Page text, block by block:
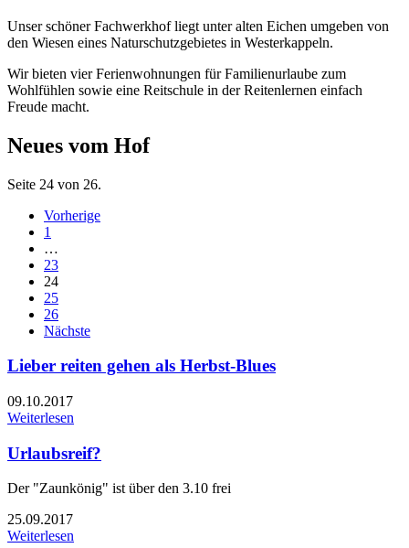
Unser schöner Fachwerkhof liegt unter alten Eichen umgeben von
den Wiesen eines Naturschutzgebietes in Westerkappeln.
Wir bieten vier Ferienwohnungen für Familienurlaube zum
Wohlfühlen sowie eine Reitschule in der Reitenlernen einfach
Freude macht.
Neues vom Hof
Seite 24 von 26.
Vorherige
1
…
23
24
25
26
Nächste
Lieber reiten gehen als Herbst-Blues
09.10.2017
Weiterlesen
Urlaubsreif?
Der "Zaunkönig" ist über den 3.10 frei
25.09.2017
Weiterlesen